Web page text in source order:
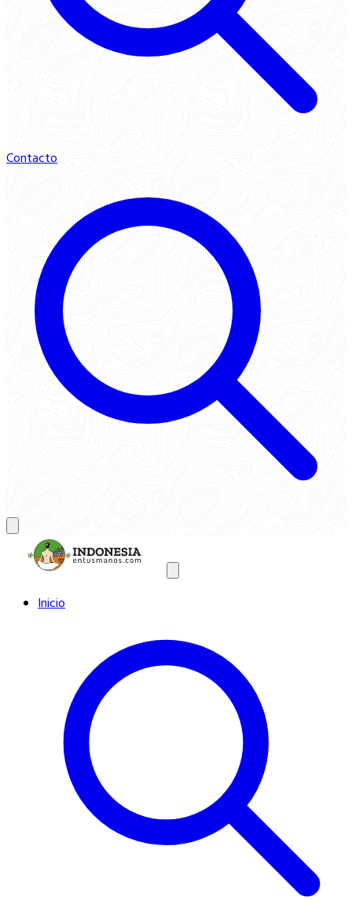
Contacto
Inicio